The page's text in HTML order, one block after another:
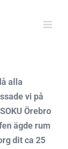
alla
vi på
Örebro
ägde rum
dit ca 25